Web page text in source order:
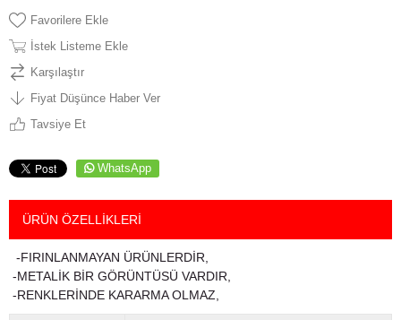
Favorilere Ekle
İstek Listeme Ekle
Karşılaştır
Fiyat Düşünce Haber Ver
Tavsiye Et
WhatsApp
ÜRÜN ÖZELLIKLERI
-FIRINLANMAYAN ÜRÜNLERDİR,
-METALİK BİR GÖRÜNTÜSÜ VARDIR,
-RENKLERİNDE KARARMA OLMAZ,